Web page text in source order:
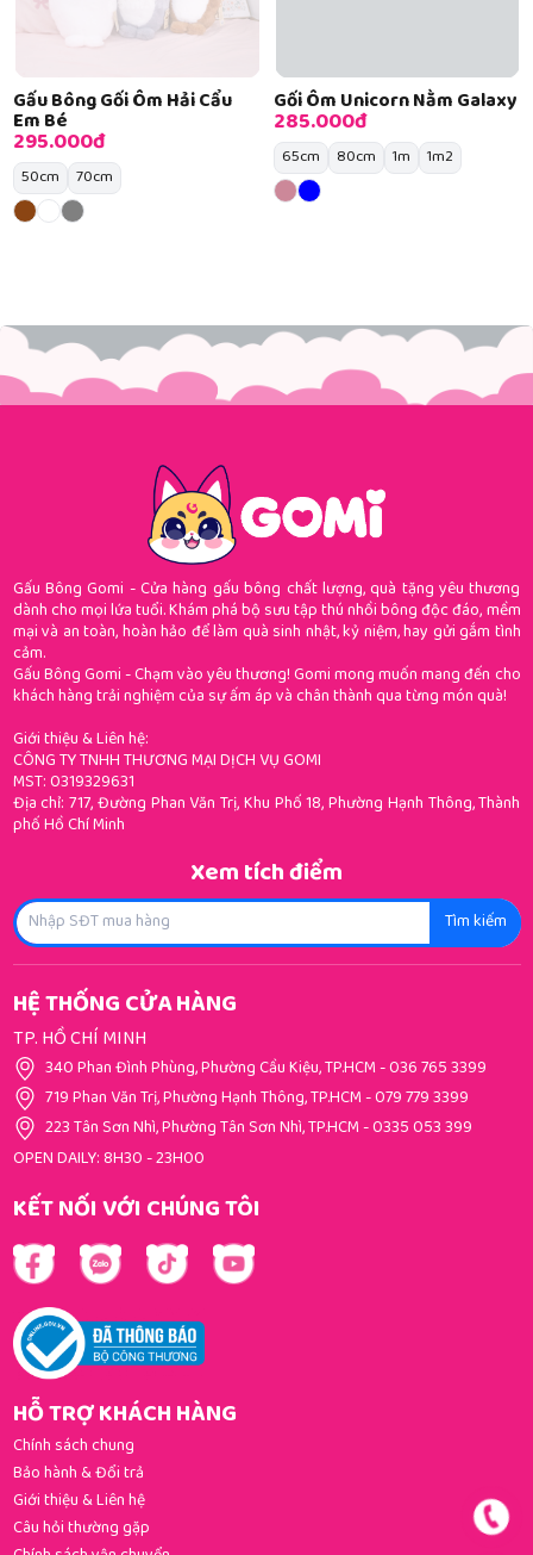
Gấu Bông Gối Ôm Hải Cẩu
Em Bé
295.000đ
50cm 70cm
Gối Ôm Unicorn Nằm Galaxy
285.000đ
65cm 80cm 1m 1m2
Gấu Bông Gomi - Cửa hàng gấu bông chất lượng, quà tặng yêu thương
dành cho mọi lứa tuổi. Khám phá bộ sưu tập thú nhồi bông độc đáo, mềm
mại và an toàn, hoàn hảo để làm quà sinh nhật, kỷ niệm, hay gửi gắm tình
cảm.
Gấu Bông Gomi - Chạm vào yêu thương! Gomi mong muốn mang đến cho
khách hàng trải nghiệm của sự ấm áp và chân thành qua từng món quà!
Giới thiệu & Liên hệ:
CÔNG TY TNHH THƯƠNG MẠI DỊCH VỤ GOMI
MST: 0319329631
Địa chỉ: 717, Đường Phan Văn Trị, Khu Phố 18, Phường Hạnh Thông, Thành
phố Hồ Chí Minh
Xem tích điểm
Tìm kiếm
HỆ THỐNG CỬA HÀNG
TP. HỒ CHÍ MINH
340 Phan Đình Phùng, Phường Cầu Kiệu, TP.HCM-036 765 3399
719 Phan Văn Trị, Phường Hạnh Thông, TP.HCM-079 779 3399
223 Tân Sơn Nhì, Phường Tân Sơn Nhì, TP.HCM-0335 053 399
OPEN DAILY: 8H30 - 23H00
KẾT NỐI VỚI CHÚNG TÔI
HỖ TRỢ KHÁCH HÀNG
Chính sách chung
Bảo hành & Đổi trả
Giới thiệu & Liên hệ
Câu hỏi thường gặp